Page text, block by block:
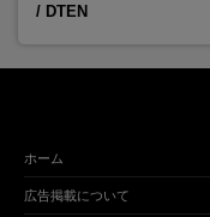
/ DTEN
ホーム
広告掲載について